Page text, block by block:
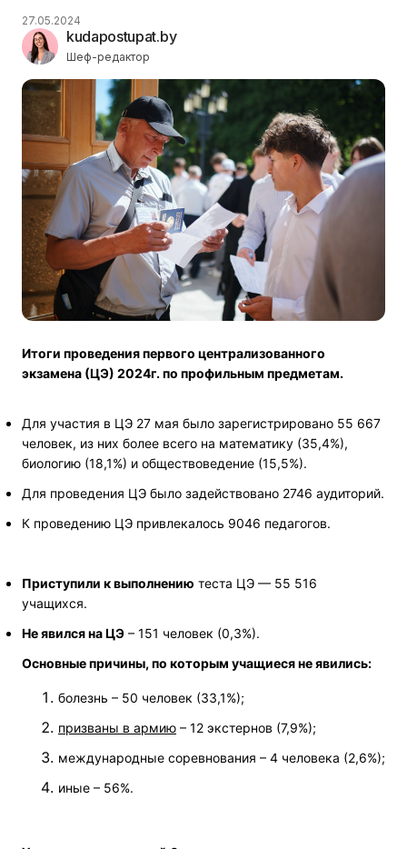
kudapostupat.by
Шеф-редактор
27.05.2024
Итоги проведения первого централизованного
экзамена (ЦЭ) 2024г. по профильным предметам.
Для участия в ЦЭ 27 мая было зарегистрировано 55 667
человек, из них более всего на математику (35,4%),
биологию (18,1%) и обществоведение (15,5%).
Для проведения ЦЭ было задействовано 2746 аудиторий.
К проведению ЦЭ привлекалось 9046 педагогов.
Приступили к выполнению теста ЦЭ — 55 516
учащихся.
Не явился на ЦЭ – 151 человек (0,3%).
Основные причины, по которым учащиеся не явились:
болезнь – 50 человек (33,1%);
призваны в армию – 12 экстернов (7,9%);
международные соревнования – 4 человека (2,6%);
иные – 56%.